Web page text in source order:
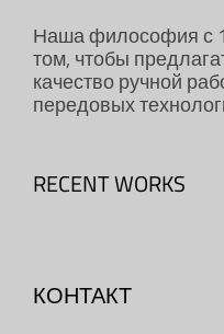
Наша философия с
том, чтобы
качество ручной
передовых
RECENT WORKS
КОНТАКТ